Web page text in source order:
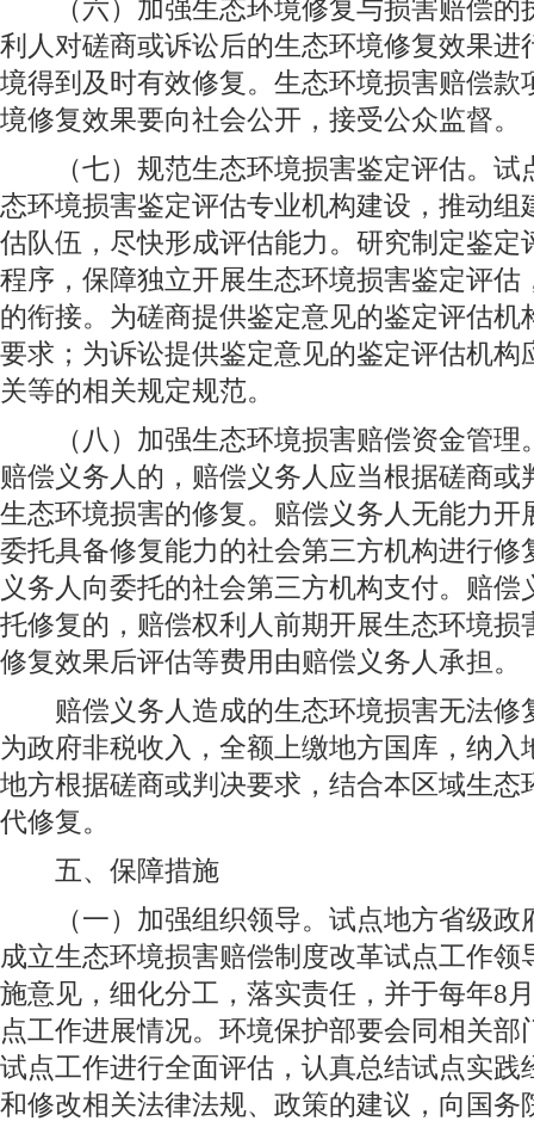
（六）加强生态环境修复与损害赔偿的
利人对磋商或诉讼后的生态环境修复效果进
境得到及时有效修复。生态环境损害赔偿款
境修复效果要向社会公开，接受公众监督。
（七）规范生态环境损害鉴定评估。试
态环境损害鉴定评估专业机构建设，推动组
估队伍，尽快形成评估能力。研究制定鉴定
程序，保障独立开展生态环境损害鉴定评估
的衔接。为磋商提供鉴定意见的鉴定评估机
要求；为诉讼提供鉴定意见的鉴定评估机构
关等的相关规定规范。
（八）加强生态环境损害赔偿资金管理
赔偿义务人的，赔偿义务人应当根据磋商或
生态环境损害的修复。赔偿义务人无能力开
委托具备修复能力的社会第三方机构进行修
义务人向委托的社会第三方机构支付。赔偿
托修复的，赔偿权利人前期开展生态环境损
修复效果后评估等费用由赔偿义务人承担。
赔偿义务人造成的生态环境损害无法修
为政府非税收入，全额上缴地方国库，纳入
地方根据磋商或判决要求，结合本区域生态
代修复。
五、保障措施
（一）加强组织领导。试点地方省级政
成立生态环境损害赔偿制度改革试点工作领
施意见，细化分工，落实责任，并于每年8
点工作进展情况。环境保护部要会同相关部
试点工作进行全面评估，认真总结试点实践
和修改相关法律法规、政策的建议，向国务